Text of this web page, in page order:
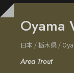
Oyama
日本 / 栃木県 /
Area Trout